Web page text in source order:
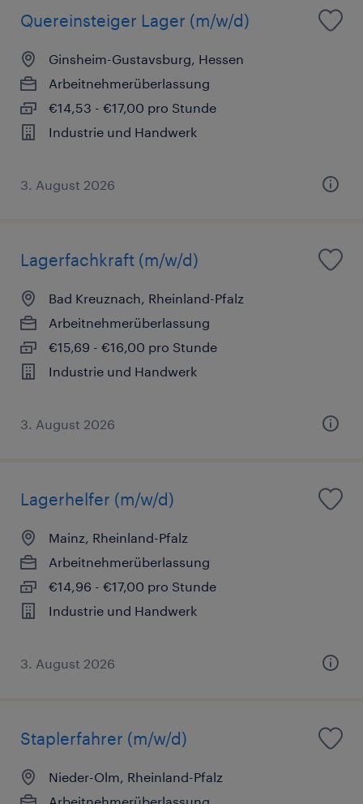
Quereinsteiger Lager (m/w/d)
Ginsheim-Gustavsburg, Hessen
Arbeitnehmerüberlassung
€14,53 - €17,00 pro Stunde
Industrie und Handwerk
3. August 2026
Lagerfachkraft (m/w/d)
Bad Kreuznach, Rheinland-Pfalz
Arbeitnehmerüberlassung
€15,69 - €16,00 pro Stunde
Industrie und Handwerk
3. August 2026
Lagerhelfer (m/w/d)
Mainz, Rheinland-Pfalz
Arbeitnehmerüberlassung
€14,96 - €17,00 pro Stunde
Industrie und Handwerk
3. August 2026
Staplerfahrer (m/w/d)
Nieder-Olm, Rheinland-Pfalz